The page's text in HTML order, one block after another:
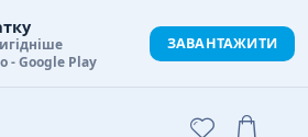
- Google Play
ЗАВАНТАЖИТИ